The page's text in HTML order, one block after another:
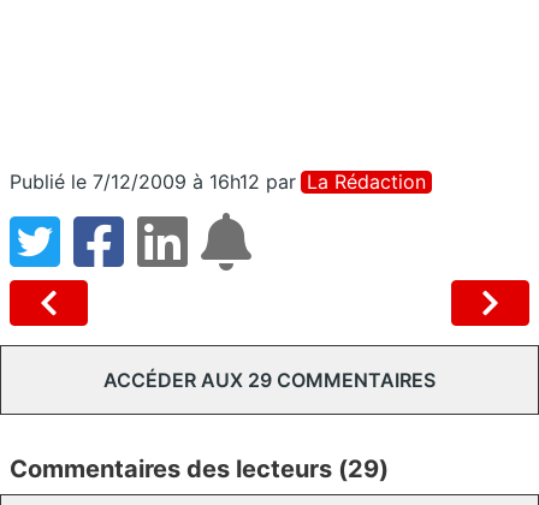
Publié le 7/12/2009 à 16h12 par La Rédaction
ACCÉDER AUX 29 COMMENTAIRES
Commentaires des lecteurs (29)